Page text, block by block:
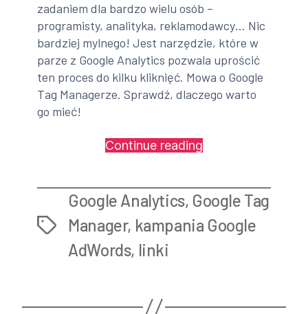
zadaniem dla bardzo wielu osób –
programisty, analityka, reklamodawcy… Nic
bardziej mylnego! Jest narzędzie, które w
parze z Google Analytics pozwala uprościć
ten proces do kilku kliknięć. Mowa o Google
Tag Managerze. Sprawdź, dlaczego warto
go mieć!
Continue reading
–
dlaczego
Tags
Google Analytics, Google Tag
Manager, kampania Google
AdWords, linki